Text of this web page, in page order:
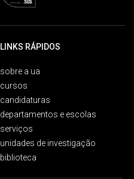
LINKS RÁPIDOS
sobre a ua
cursos
candidaturas
departamentos e escolas
serviços
unidades de investigação
biblioteca